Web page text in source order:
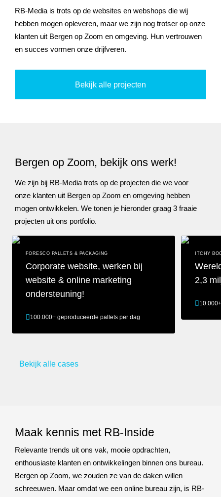
RB-Media is trots op de websites en webshops die wij
hebben mogen opleveren, maar we zijn nog trotser op onze
klanten uit Bergen op Zoom en omgeving. Hun vertrouwen
en succes vormen onze drijfveren.
Bekijk alle projecten
Bergen op Zoom, bekijk ons werk!
We zijn bij RB-Media trots op de projecten die we voor
onze klanten uit Bergen op Zoom en omgeving hebben
mogen ontwikkelen. We tonen je hieronder graag 3 fraaie
projecten uit ons portfolio.
FORESCO PALLETS & PACKAGING
Corporate website, werken bij
website & online marketing
ondersteuning!
100.000+ geproduceerde pallets per dag
ITCHY
2,3
Bekijk alle cases
Maak kennis met RB-Inside
Relevante trends uit ons vak, mooie opdrachten,
enthousiaste klanten en ontwikkelingen binnen ons bureau.
Bergen op Zoom, we zouden ze van de daken willen
schreeuwen. Maar omdat we een online bureau zijn, is RB-